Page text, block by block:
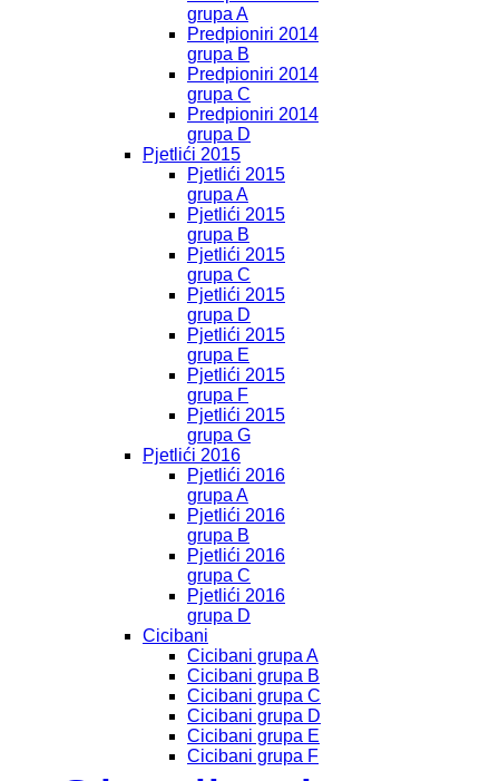
grupa A
Predpioniri 2014
grupa B
Predpioniri 2014
grupa C
Predpioniri 2014
grupa D
Pjetlići 2015
Pjetlići 2015
grupa A
Pjetlići 2015
grupa B
Pjetlići 2015
grupa C
Pjetlići 2015
grupa D
Pjetlići 2015
grupa E
Pjetlići 2015
grupa F
Pjetlići 2015
grupa G
Pjetlići 2016
Pjetlići 2016
grupa A
Pjetlići 2016
grupa B
Pjetlići 2016
grupa C
Pjetlići 2016
grupa D
Cicibani
Cicibani grupa A
Cicibani grupa B
Cicibani grupa C
Cicibani grupa D
Cicibani grupa E
Cicibani grupa F